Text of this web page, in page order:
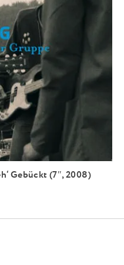
Gebückt (7″, 2008)